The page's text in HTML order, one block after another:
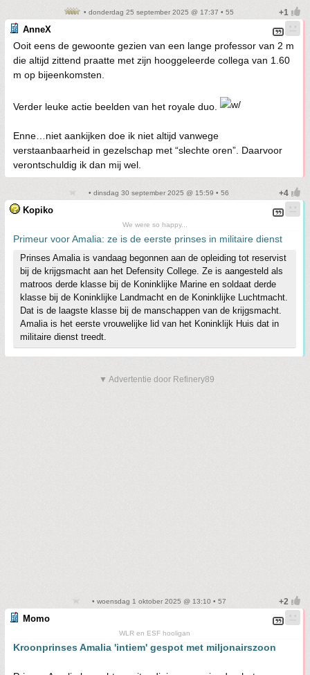
• donderdag 25 september 2025 @ 17:37 • 55
AnneX
Ooit eens de gewoonte gezien van een lange professor van 2 m
die altijd zittend praatte met zijn hooggeleerde collega van 1.60
m op bijeenkomsten.
Verder leuke actie beelden van het royale duo.
Enne…niet aankijken doe ik niet altijd vanwege
verstaanbaarheid in gezelschap met “slechte oren”. Daarvoor
verontschuldig ik dan mij wel.
• dinsdag 30 september 2025 @ 15:59 • 56
Kopiko
We were so happy...
Primeur voor Amalia: ze is de eerste prinses in militaire dienst
Prinses Amalia is vandaag begonnen aan de opleiding tot reservist
bij de krijgsmacht aan het Defensity College. Ze is aangesteld als
matroos derde klasse bij de Koninklijke Marine en soldaat derde
klasse bij de Koninklijke Landmacht en de Koninklijke Luchtmacht.
Dat is de laagste klasse bij de manschappen van de krijgsmacht.
Amalia is het eerste vrouwelijke lid van het Koninklijk Huis dat in
militaire dienst treedt.
▼ Advertentie door Refinery89
• woensdag 1 oktober 2025 @ 13:10 • 57
Momo
WLR en ESF hooligan
Kroonprinses Amalia 'intiem' gespot met miljonairszoon